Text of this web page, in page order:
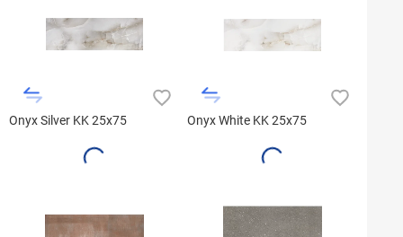
Onyx Silver KK 25x75 Onyx White KK 25x75